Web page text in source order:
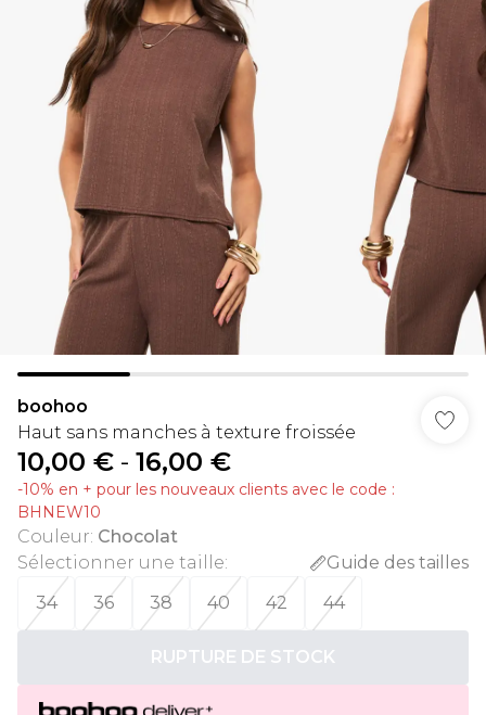
boohoo
Haut sans manches à texture froissée
10,00 € - 16,00 €
-10% en + pour les nouveaux clients avec le code :
BHNEW10
Couleur: Chocolat
Sélectionner une taille:
Guide des tailles
34
36 38 40 42 44
RUPTURE DE STOCK